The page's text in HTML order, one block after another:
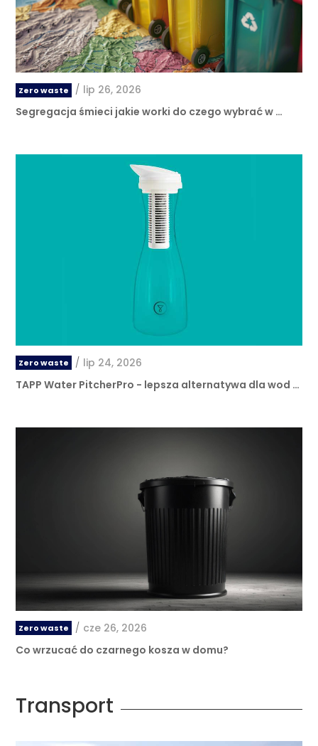
Zero waste / lip 26, 2026
Segregacja śmieci jakie worki do czego wybrać w …
Zero waste / lip 24, 2026
TAPP Water PitcherPro - lepsza alternatywa dla wod …
Zero waste / cze 26, 2026
Co wrzucać do czarnego kosza w domu?
Transport